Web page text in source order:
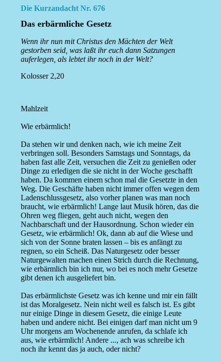
Die Kurzandacht Nr. 676
Das erbärmliche Gesetz
Wenn ihr nun mit Christus den Mächten der Welt
gestorben seid, was laßt ihr euch dann Satzungen
auferlegen, als lebtet ihr noch in der Welt?
Kolosser 2,20
Mahlzeit
Wie erbärmlich!
Da stehen wir und denken nach, wie ich meine Zeit
verbringen soll. Besonders Samstags und Sonntags, da
haben fast alle Zeit, versuchen die Zeit zu genießen oder
Dinge zu erledigen die sie nicht in der Woche geschafft
haben. Da kommen einem schon mal die Gesetzte in den
Weg. Die Geschäfte haben nicht immer offen wegen dem
Ladenschlussgesetz, also vorher planen was man noch
braucht, wie erbärmlich! Lange laut Musik hören, das die
Ohren weg fliegen, geht auch nicht, wegen den
Nachbarschaft und der Hausordnung. Schon wieder ein
Gesetz, wie erbärmlich! Ok, dann ab auf die Wiese und
sich von der Sonne braten lassen – bis es anfängt zu
regnen, so ein Scheiß. Das Naturgesetz oder besser
Naturgewalten machen einen Strich durch die Rechnung,
wie erbärmlich bin ich nur, wo bei es noch mehr Gesetze
gibt denen ich ausgeliefert bin.
Das erbärmlichste Gesetz was ich kenne und mir ein fällt
ist das Moralgesetz. Nein nicht weil es falsch ist. Es gibt
nur einige Dinge in diesem Gesetz, die einige Leute
haben und andere nicht. Bei einigen darf man nicht um 9
Uhr morgens am Wochenende anrufen, da schlafe ich
aus, wie erbärmlich! Andere ..., ach was schreibe ich
noch ihr kennt das ja auch, oder nicht?